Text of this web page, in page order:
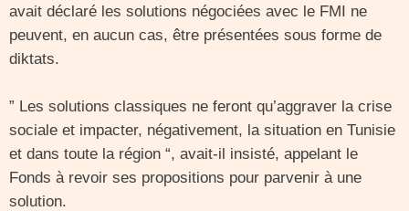
avait déclaré les solutions négociées avec le FMI ne
peuvent, en aucun cas, être présentées sous forme de
diktats.
” Les solutions classiques ne feront qu’aggraver la crise
sociale et impacter, négativement, la situation en Tunisie
et dans toute la région “, avait-il insisté, appelant le
Fonds à revoir ses propositions pour parvenir à une
solution.